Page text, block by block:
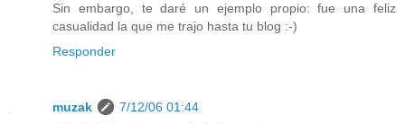
Sin embargo, te daré un ejemplo propio: fue una feliz
casualidad la que me trajo hasta tu blog :-)
Responder
muzak
7/12/06 01:44